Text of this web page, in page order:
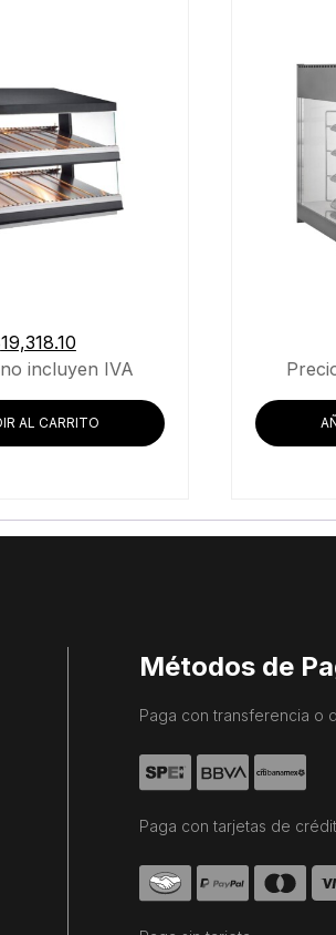
19,318.10
incluyen IVA
AL CARRITO
Métodos de
Paga con transferencia o
Paga con tarjetas de